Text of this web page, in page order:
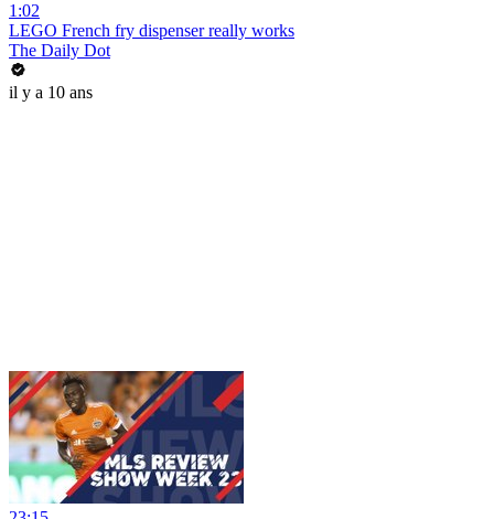
1:02
LEGO French fry dispenser really works
The Daily Dot
il y a 10 ans